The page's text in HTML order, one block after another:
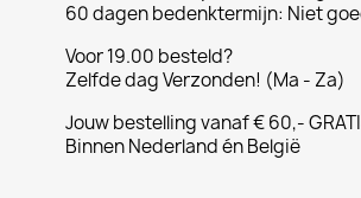
60 dagen bedenktermijn: Niet
Voor 19.00 besteld?
Zelfde dag Verzonden! (Ma - Za)
Jouw bestelling vanaf € 60,-
Binnen Nederland én België